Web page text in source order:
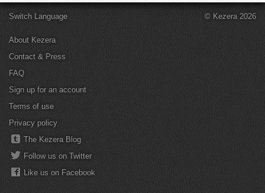
Switch Language
About Kezera
Contact & Press
FAQ
Sign up for an account
Terms of use
Privacy policy
The Kezera Blog
Follow us on Twitter
Like us on Facebook
© Kezera 2026